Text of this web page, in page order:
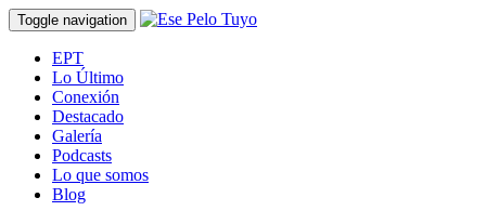
Toggle navigation
EPT
Lo Último
Conexión
Destacado
Galería
Podcasts
Lo que somos
Blog